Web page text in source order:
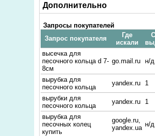
Дополнительно
Запросы покупателей
Запрос покупателя
Где
искали
высечка для
песочного кольца d 7-
8см
go.mail.ru н/д
вырубка для
песочного кольца
yandex.ru
1
вырубки для
песочного кольца
yandex.ru
1
вырубка для
песочных колец
купить
google.ru,
yandex.ua н/д